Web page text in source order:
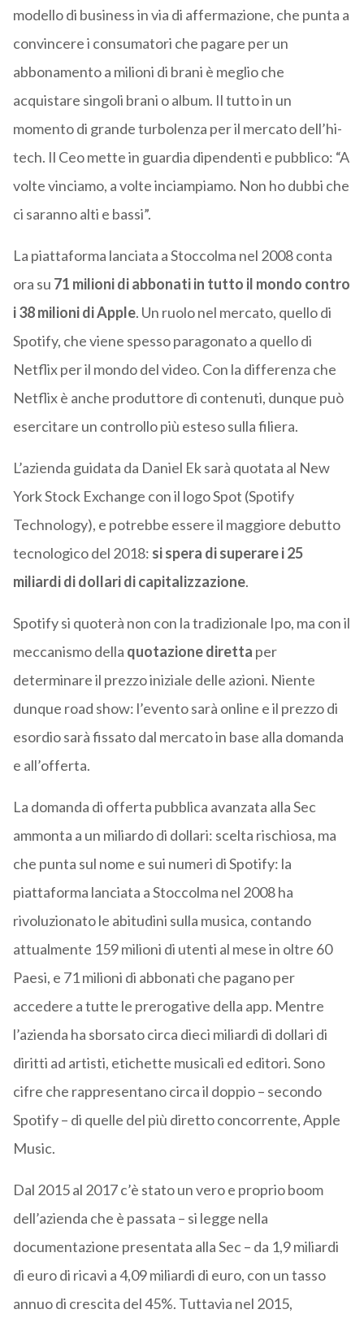
modello di business in via di affermazione, che punta a
convincere i consumatori che pagare per un
abbonamento a milioni di brani è meglio che
acquistare singoli brani o album. Il tutto in un
momento di grande turbolenza per il mercato dell’hi-
tech. Il Ceo mette in guardia dipendenti e pubblico: “A
volte vinciamo, a volte inciampiamo. Non ho dubbi che
ci saranno alti e bassi”.
La piattaforma lanciata a Stoccolma nel 2008 conta
ora su 71 milioni di abbonati in tutto il mondo contro
i 38 milioni di Apple. Un ruolo nel mercato, quello di
Spotify, che viene spesso paragonato a quello di
Netflix per il mondo del video. Con la differenza che
Netflix è anche produttore di contenuti, dunque può
esercitare un controllo più esteso sulla filiera.
L’azienda guidata da Daniel Ek sarà quotata al New
York Stock Exchange con il logo Spot (Spotify
Technology), e potrebbe essere il maggiore debutto
tecnologico del 2018: si spera di superare i 25
miliardi di dollari di capitalizzazione.
Spotify si quoterà non con la tradizionale Ipo, ma con il
meccanismo della quotazione diretta per
determinare il prezzo iniziale delle azioni. Niente
dunque road show: l’evento sarà online e il prezzo di
esordio sarà fissato dal mercato in base alla domanda
e all’offerta.
La domanda di offerta pubblica avanzata alla Sec
ammonta a un miliardo di dollari: scelta rischiosa, ma
che punta sul nome e sui numeri di Spotify: la
piattaforma lanciata a Stoccolma nel 2008 ha
rivoluzionato le abitudini sulla musica, contando
attualmente 159 milioni di utenti al mese in oltre 60
Paesi, e 71 milioni di abbonati che pagano per
accedere a tutte le prerogative della app. Mentre
l’azienda ha sborsato circa dieci miliardi di dollari di
diritti ad artisti, etichette musicali ed editori. Sono
cifre che rappresentano circa il doppio – secondo
Spotify – di quelle del più diretto concorrente, Apple
Music.
Dal 2015 al 2017 c’è stato un vero e proprio boom
dell’azienda che è passata – si legge nella
documentazione presentata alla Sec – da 1,9 miliardi
di euro di ricavi a 4,09 miliardi di euro, con un tasso
annuo di crescita del 45%. Tuttavia nel 2015,